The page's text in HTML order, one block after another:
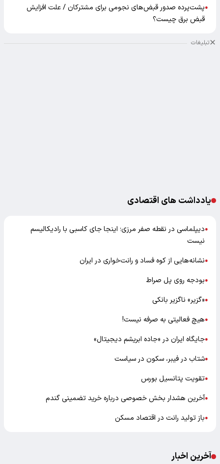
●پشت‌پرده صدور قبض‌های نجومی برای مشترکان / علت افزایش
قبض برق چیست؟
تبلیغات
یادداشت های اقتصادی
●دیپلماسی در نقطه صفر مرزی؛ اینجا جای کاسبی با رادیکالیسم
نیست
●نشانه‌هایی از کوه فساد و رانت‌خواری در ایران
●بودجه روی پل صراط
●«گزیر» ناگزیر بانکی
●هیچ فعالیتی به صرفه نیست!
●جایگاه ایران در «جاده ابریشم دیجیتال»
●شتاب در فیبر، سکون در سیاست
●تقویت پتانسیل بورس
●آخرین هشدار بخش خصوصی درباره خرید تضمینی گندم
●باز تولید رانت در اقتصاد مسکن
آخرین اخبار